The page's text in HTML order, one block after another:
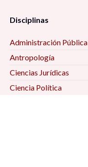
Disciplinas
Administración Pública
Antropología
Ciencias Jurídicas
Ciencia Política